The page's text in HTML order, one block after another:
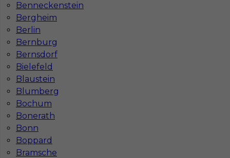
Benneckenstein
Bergheim
Berlin
Bernburg
Bernsdorf
Bielefeld
Blaustein
Blumberg
Bochum
Bonerath
Bonn
Boppard
Bramsche
Lublinie
Częstochowie
Najpopularniejsze miejscowości w Niemczech
Praca Augsburg
Praca Hamburg
Praca Berlin
Praca Hannover
Praca Dortmund
Praca Magdeburg